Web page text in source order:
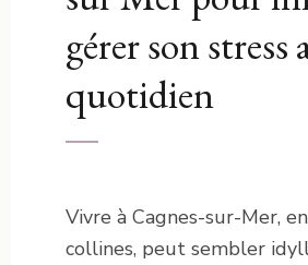
gérer son stress
quotidien
Vivre à Cagnes-sur-Mer,
collines, peut sembler